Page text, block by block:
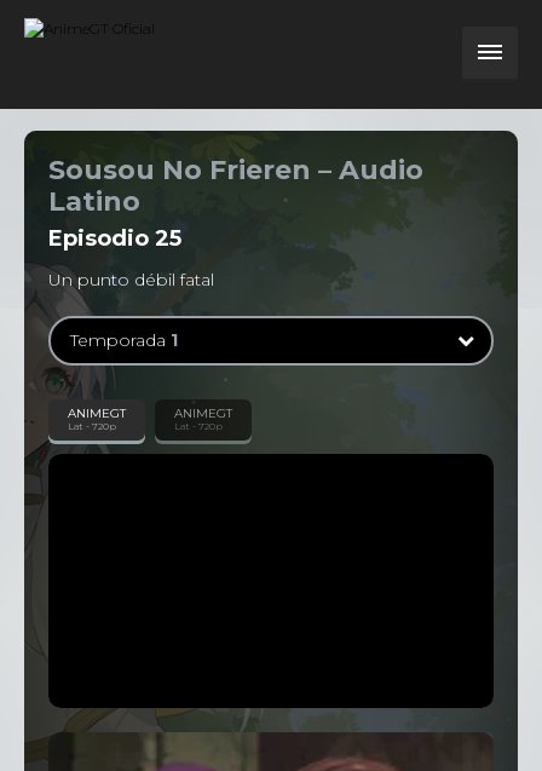
Sousou No Frieren – Audio
Latino
Episodio 25
Un punto débil fatal
Temporada 1
Temporada
28 Episodios
ANIMEGT
Lat - 720p
ANIMEGT
Lat - 720p